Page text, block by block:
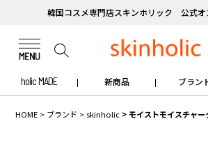
韓国コスメ専門店スキンホリック 公式オ
holic MADE 新商品 ブラン
HOME ブランド skinholic モイストモイスチャ